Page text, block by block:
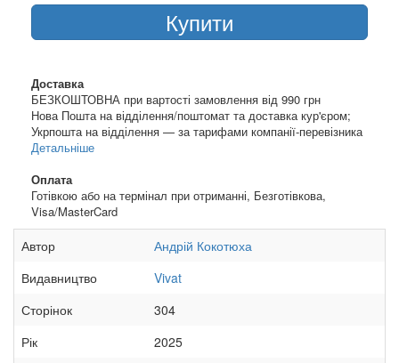
Купити
Доставка
БЕЗКОШТОВНА при вартості замовлення від 990 грн
Нова Пошта на відділення/поштомат та доставка кур'єром;
Укрпошта на відділення — за тарифами компанії-перевізника
Детальніше
Оплата
Готівкою або на термінал при отриманні, Безготівкова,
Visa/MasterCard
Автор
Андрій Кокотюха
Видавництво
Vivat
Сторінок
304
Рік
2025